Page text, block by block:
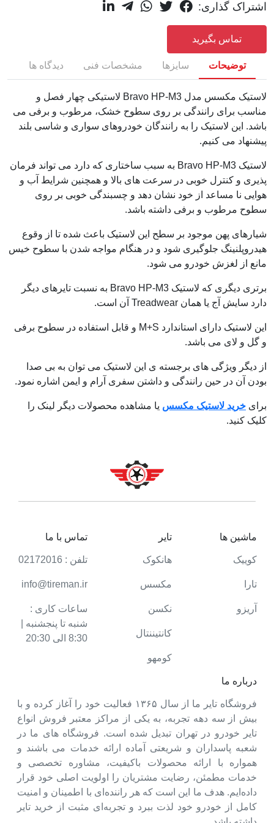
اشتراک گذاری:
تماس بگیرید
توضیحات سایزها مشخصات فنی دیدگاه ها
لاستیک مکسس مدل Bravo HP-M3 لاستیکی چهار فصل و
مناسب برای رانندگی بر روی سطوح خشک، مرطوب و برفی می
باشد. این لاستیک را به رانندگان خودروهای سواری و شاسی بلند
پیشنهاد می کنیم.
لاستیک Bravo HP-M3 به سبب ساختاری که دارد می تواند فرمان
پذیری و کنترل خوبی در سرعت های بالا و همچنین شرایط آب و
هوایی نا مساعد از خود نشان دهد و چسبندگی خوبی بر روی
سطوح مرطوب و برفی داشته باشد.
شیارهای پهن موجود بر سطح این لاستیک باعث شده تا از وقوع
هیدروپلنینگ جلوگیری شود و در هنگام مواجه شدن با سطوح خیس
مانع از لغزش خودرو می شود.
برتری دیگری که لاستیک Bravo HP-M3 به نسبت تایرهای دیگر
دارد سایش آج یا همان Treadwear آن است.
این لاستیک دارای استاندارد M+S و قابل استفاده در سطوح برفی
و گل و لای می باشد.
از دیگر ویژگی های برجسته ی این لاستیک می توان به بی صدا
بودن آن در حین رانندگی و داشتن سفری آرام و ایمن اشاره نمود.
برای خرید لاستیک مکسس یا مشاهده محصولات دیگر لینک را
کلیک کنید.
درباره ما
فروشگاه تایر ما از سال ۱۳۶۵ فعالیت خود را آغاز کرده و با
بیش از سه دهه تجربه، به یکی از مراکز معتبر فروش انواع
تایر خودرو در تهران تبدیل شده است. فروشگاه های ما در
شعبه پاسداران و شریعتی آماده ارائه خدمات می باشند و
همواره با ارائه محصولات باکیفیت، مشاوره تخصصی و
خدمات مطمئن، رضایت مشتریان را اولویت اصلی خود قرار
داده‌ایم. هدف ما این است که هر راننده‌ای با اطمینان و امنیت
کامل از خودرو خود لذت ببرد و تجربه‌ای مثبت از خرید تایر
ماشین ها
کوییک
تارا
آریزو
تایر
هانکوک
مکسس
نکسن
کانتیننتال
کومهو
تماس با ما
تلفن : 02172016
info@tireman.ir
ساعات کاری :
شنبه تا پنجشنبه |
8:30 الی 20:30